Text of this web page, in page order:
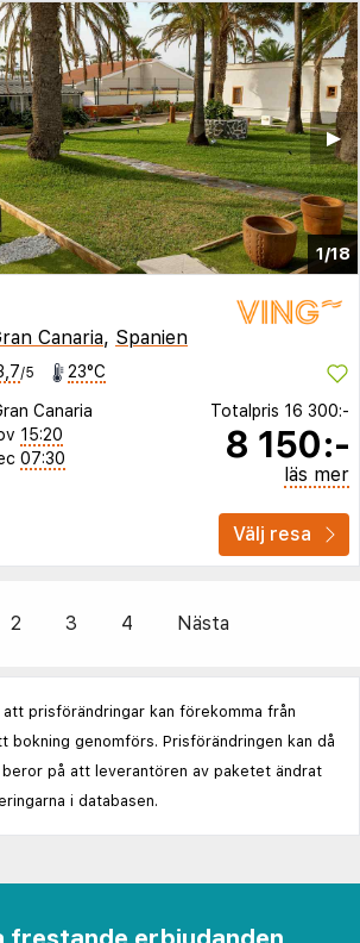
1/18
▶︎
Canaria, Spanien
/5 23°C
Canaria
15:20
07:30
Totalpris 16 300:-
8 150:-
läs mer
Välj resa
2 3 4 Nästa
prisförändringar kan förekomma från
bokning genomförs. Prisförändringen kan då
på att leverantören av paketet ändrat
i databasen.